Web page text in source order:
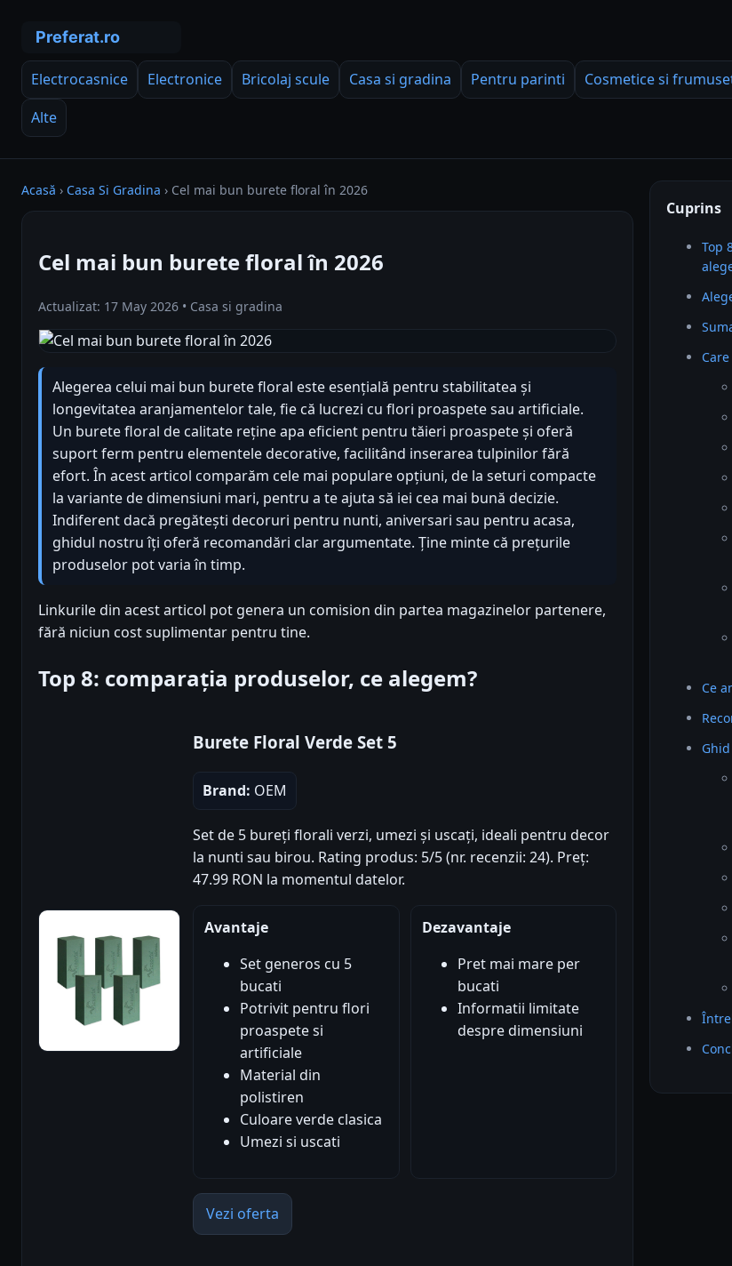
Electrocasnice Electronice Bricolaj scule Casa si gradina Pentru parinti Cosmetice si
Alte
Acasă › Casa Si Gradina › Cel mai bun burete floral în 2026
Cel mai bun burete floral în 2026
Actualizat: 17 May 2026 • Casa si gradina
Alegerea celui mai bun burete floral este esențială pentru stabilitatea și
longevitatea aranjamentelor tale, fie că lucrezi cu flori proaspete sau artificiale.
Un burete floral de calitate reține apa eficient pentru tăieri proaspete și oferă
suport ferm pentru elementele decorative, facilitând inserarea tulpinilor fără
efort. În acest articol comparăm cele mai populare opțiuni, de la seturi compacte
la variante de dimensiuni mari, pentru a te ajuta să iei cea mai bună decizie.
Indiferent dacă pregătești decoruri pentru nunti, aniversari sau pentru acasa,
ghidul nostru îți oferă recomandări clar argumentate. Ține minte că prețurile
produselor pot varia în timp.
Linkurile din acest articol pot genera un comision din partea magazinelor partenere,
fără niciun cost suplimentar pentru tine.
Top 8: comparația produselor, ce alegem?
Burete Floral Verde Set 5
Brand: OEM
Set de 5 bureți florali verzi, umezi și uscați, ideali pentru decor
la nunti sau birou. Rating produs: 5/5 (nr. recenzii: 24). Preț:
47.99 RON la momentul datelor.
Avantaje
Set generos cu 5
bucati
Potrivit pentru flori
proaspete si
artificiale
Material din
polistiren
Culoare verde clasica
Umezi si uscati
Dezavantaje
Pret mai mare per
bucati
Informatii limitate
despre dimensiuni
Vezi oferta
Cuprins
Top
Ce